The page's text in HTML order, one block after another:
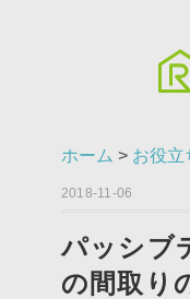
ホーム > お役立
2018-11-06
パッシブ
の間取り